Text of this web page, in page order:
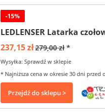
-15%
LEDLENSER Latarka
237,15 zł279,00 zł *
Wysyłka: Sprawdź w sklepie
* Najniższa cena w okresie 30 dni przed
Przejdź do sklepu >